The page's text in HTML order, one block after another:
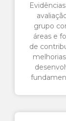
grupo
áreas e
de